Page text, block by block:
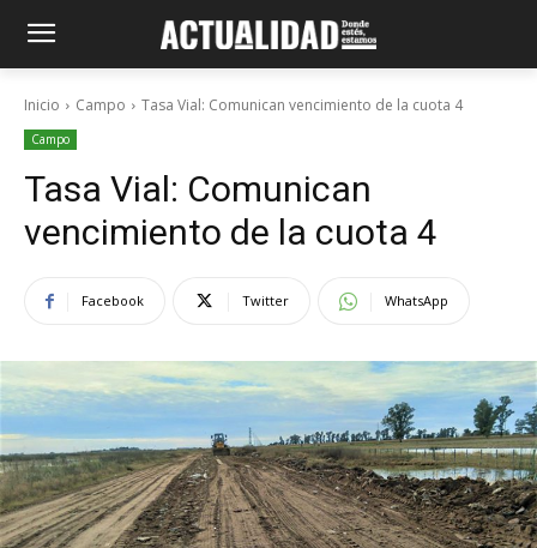
Inicio Campo Tasa Vial: Comunican vencimiento de la cuota 4
Campo
Tasa Vial: Comunican
vencimiento de la cuota 4
Facebook Twitter WhatsApp